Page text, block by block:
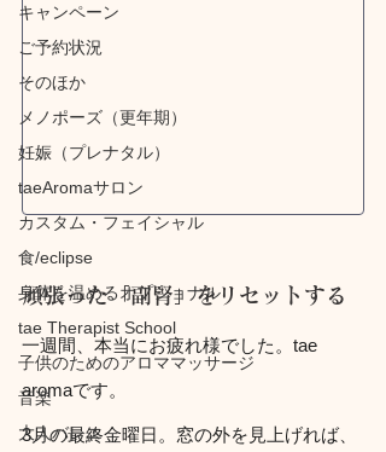
キャンペーン
ご予約状況
そのほか
メノポーズ（更年期）
妊娠（プレナタル）
taeAromaサロン
カスタム・フェイシャル
食/eclipse
身体を温めるオプショナル
tae Therapist School
子供のためのアロママッサージ
音楽
大人バレエ
頑張った「副腎」をリセットする
一週間、本当にお疲れ様でした。tae
aromaです。
3月の最終金曜日。窓の外を見上げれば、